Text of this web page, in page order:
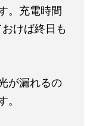
。充電時間
けば終日も
が漏れるの
。